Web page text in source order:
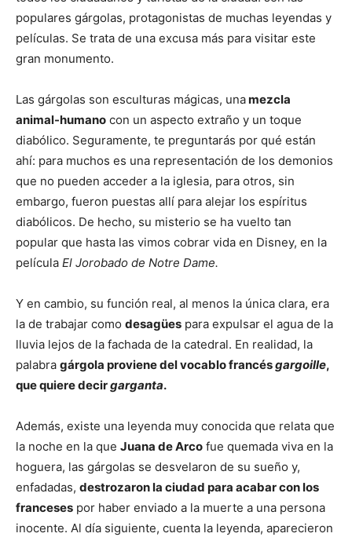
populares gárgolas, protagonistas de muchas leyendas y
películas. Se trata de una excusa más para visitar este
gran monumento.
Las gárgolas son esculturas mágicas, unamezcla
animal-humano con un aspecto extraño y un toque
diabólico. Seguramente, te preguntarás por qué están
ahí: para muchos es una representación de los demonios
que no pueden acceder a la iglesia, para otros, sin
embargo, fueron puestas allí para alejar los espíritus
diabólicos. De hecho, su misterio se ha vuelto tan
popular que hasta las vimos cobrar vida en Disney, en la
película El Jorobado de Notre Dame.
Y en cambio, su función real, al menos la única clara, era
la de trabajar como desagües para expulsar el agua de la
lluvia lejos de la fachada de la catedral. En realidad, la
palabra gárgola proviene del vocablo francésgargoille,
que quiere decirgarganta.
Además, existe una leyenda muy conocida que relata que
la noche en la que Juana de Arco fue quemada viva en la
hoguera, las gárgolas se desvelaron de su sueño y,
enfadadas, destrozaron la ciudad para acabar con los
franceses por haber enviado a la muerte a una persona
inocente. Al día siguiente, cuenta la leyenda, aparecieron